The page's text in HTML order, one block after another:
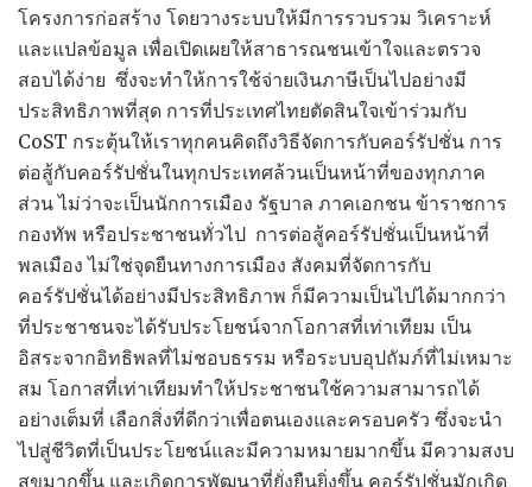
โครงการก่อสร้าง โดยวางระบบให้มีการรวบรวม วิเคราะห์
และแปลข้อมูล เพื่อเปิดเผยให้สาธารณชนเข้าใจและตรวจ
สอบได้ง่าย ซึ่งจะทำให้การใช้จ่ายเงินภาษีเป็นไปอย่างมี
ประสิทธิภาพที่สุด การที่ประเทศไทยตัดสินใจเข้าร่วมกับ
CoST กระตุ้นให้เราทุกคนคิดถึงวิธีจัดการกับคอร์รัปชั่น การ
ต่อสู้กับคอร์รัปชั่นในทุกประเทศล้วนเป็นหน้าที่ของทุกภาค
ส่วน ไม่ว่าจะเป็นนักการเมือง รัฐบาล ภาคเอกชน ข้าราชการ
กองทัพ หรือประชาชนทั่วไป การต่อสู้คอร์รัปชั่นเป็นหน้าที่
พลเมือง ไม่ใช่จุดยืนทางการเมือง สังคมที่จัดการกับ
คอร์รัปชั่นได้อย่างมีประสิทธิภาพ ก็มีความเป็นไปได้มากกว่า
ที่ประชาชนจะได้รับประโยชน์จากโอกาสที่เท่าเทียม เป็น
อิสระจากอิทธิพลที่ไม่ชอบธรรม หรือระบบอุปถัมภ์ที่ไม่เหมาะ
สม โอกาสที่เท่าเทียมทำให้ประชาชนใช้ความสามารถได้
อย่างเต็มที่ เลือกสิ่งที่ดีกว่าเพื่อตนเองและครอบครัว ซึ่งจะนำ
ไปสู่ชีวิตที่เป็นประโยชน์และมีความหมายมากขึ้น มีความสงบ
สุขมากขึ้น และเกิดการพัฒนาที่ยั่งยืนยิ่งขึ้น คอร์รัปชั่นมักเกิด